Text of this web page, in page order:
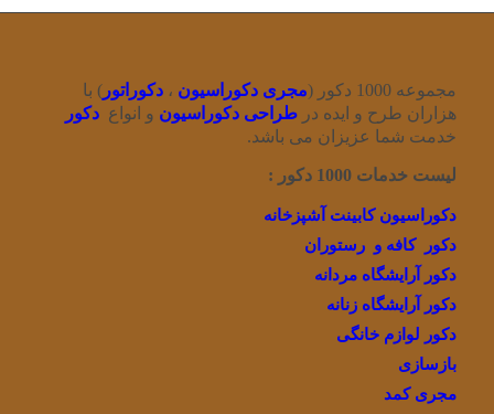
مجموعه 1000 دکور ( مجری دکوراسیون ، دکوراتور ) با
هزاران طرح و ایده در طراحی دکوراسیون و انواع دکور
خدمت شما عزیزان می باشد.
لیست خدمات 1000 دکور :
دکوراسیون کابینت آشپزخانه
دکور کافه و رستوران
دکور آرایشگاه مردانه
دکور آرایشگاه زنانه
دکور لوازم خانگی
بازسازی
مجری کمد